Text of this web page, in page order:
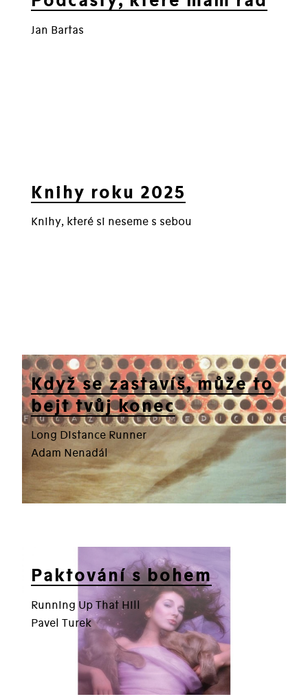
Jan Bartas
Knihy roku 2025
Knihy, které si neseme s sebou
Když se zastavíš, může to
bejt tvůj konec
Long Distance Runner
Adam Nenadál
Paktování s bohem
Running Up That Hill
Pavel Turek